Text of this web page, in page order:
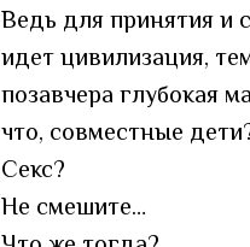
Ведь для принятия и
идет цивилизация,
позавчера глубокая
что, совместные
Секс?
Не смешите…